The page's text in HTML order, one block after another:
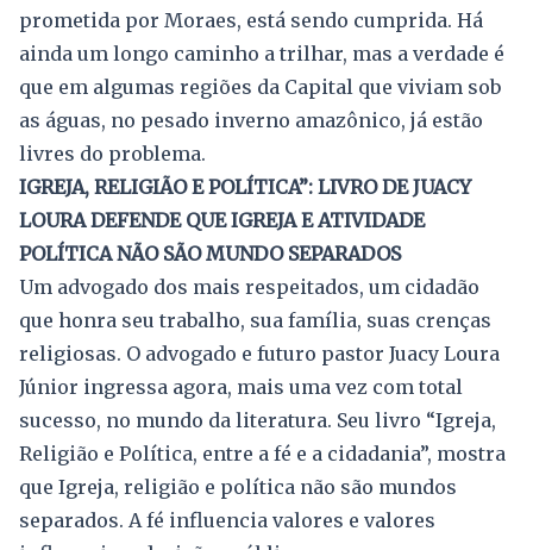
prometida por Moraes, está sendo cumprida. Há
ainda um longo caminho a trilhar, mas a verdade é
que em algumas regiões da Capital que viviam sob
as águas, no pesado inverno amazônico, já estão
livres do problema.
IGREJA, RELIGIÃO E POLÍTICA”: LIVRO DE JUACY
LOURA DEFENDE QUE IGREJA E ATIVIDADE
POLÍTICA NÃO SÃO MUNDO SEPARADOS
Um advogado dos mais respeitados, um cidadão
que honra seu trabalho, sua família, suas crenças
religiosas. O advogado e futuro pastor Juacy Loura
Júnior ingressa agora, mais uma vez com total
sucesso, no mundo da literatura. Seu livro “Igreja,
Religião e Política, entre a fé e a cidadania”, mostra
que Igreja, religião e política não são mundos
separados. A fé influencia valores e valores